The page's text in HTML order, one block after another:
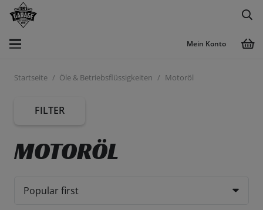
Mein Konto
Startseite / Öle & Betriebsflüssigkeiten / Motoröl
MOTORÖL
FILTER